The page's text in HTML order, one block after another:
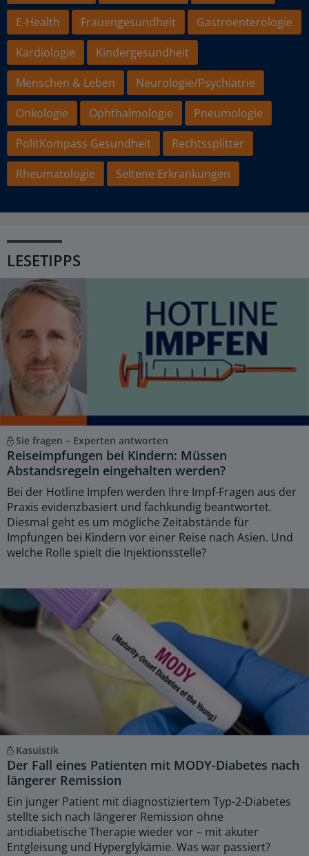
E-Health
Frauengesundheit
Gastroenterologie
Kardiologie
Kindergesundheit
Menschen & Leben
Neurologie/Psychiatrie
Onkologie
Ophthalmologie
Pneumologie
PolitKompass Gesundheit
Rechtssplitter
Rheumatologie
Seltene Erkrankungen
LESETIPPS
Sie fragen – Experten antworten
Reiseimpfungen bei Kindern: Müssen
Abstandsregeln eingehalten werden?
Bei der Hotline Impfen werden Ihre Impf-Fragen aus der
Praxis evidenzbasiert und fachkundig beantwortet.
Diesmal geht es um mögliche Zeitabstände für
Impfungen bei Kindern vor einer Reise nach Asien. Und
welche Rolle spielt die Injektionsstelle?
Kasuistik
Der Fall eines Patienten mit MODY-Diabetes nach
längerer Remission
Ein junger Patient mit diagnostiziertem Typ-2-Diabetes
stellte sich nach längerer Remission ohne
antidiabetische Therapie wieder vor – mit akuter
Entgleisung und Hyperglykämie. Was war passiert?